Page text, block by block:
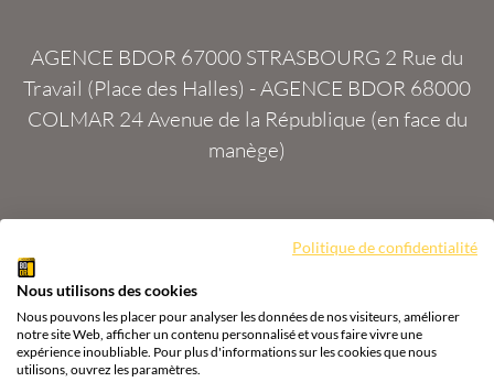
AGENCE BDOR 67000 STRASBOURG 2 Rue du
Travail (Place des Halles) -AGENCE BDOR 68000
COLMAR24 Avenue de la République (en face du
manège)
Tous droits réservés Agence BDOR ®
Cours or, achat
& vente or, argent
Politique de confidentialité
Nous utilisons des cookies
Nous pouvons les placer pour analyser les données de nos visiteurs, améliorer
notre site Web, afficher un contenu personnalisé et vous faire vivre une
expérience inoubliable. Pour plus d'informations sur les cookies que nous
utilisons, ouvrez les paramètres.